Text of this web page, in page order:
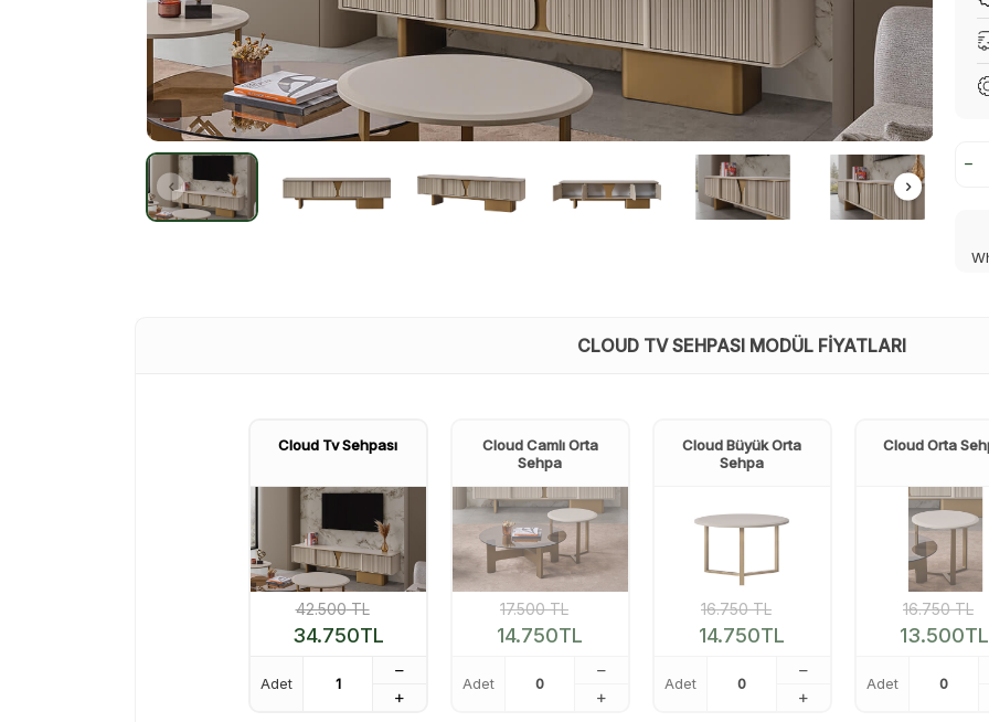
CLOUD TV SEHPASI MODÜL FIYATLARI
Cloud Tv Sehpası
42.500TL
34.750TL
Adet
Cloud Camlı Orta
Sehpa
17.500TL
14.750TL
Adet
Cloud Büyük Orta
Sehpa
16.750TL
14.750TL
Adet
Cloud Orta
16.750TL
13.500TL
Adet